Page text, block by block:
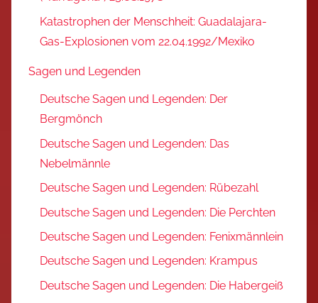
Katastrophen der Menschheit: Guadalajara-
Gas-Explosionen vom 22.04.1992/Mexiko
Sagen und Legenden
Deutsche Sagen und Legenden: Der
Bergmönch
Deutsche Sagen und Legenden: Das
Nebelmännle
Deutsche Sagen und Legenden: Rübezahl
Deutsche Sagen und Legenden: Die Perchten
Deutsche Sagen und Legenden: Fenixmännlein
Deutsche Sagen und Legenden: Krampus
Deutsche Sagen und Legenden: Die Habergeiß